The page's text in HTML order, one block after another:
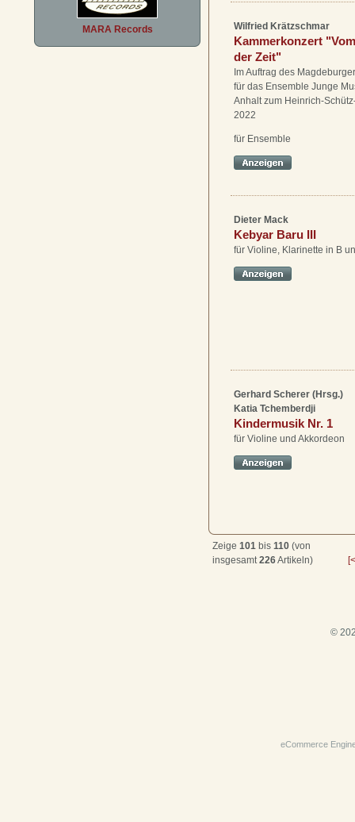
MARA Records Wilfried Krätzschmar
Kammerkonzert
der Zeit"
Im Auftrag des
für das Ensemble Junge
Anhalt zum Heinrich-
2022
für Ensemble
Dieter Mack
Kebyar Baru III
für Violine, Klarinette in B
Gerhard Scherer (Hrsg.)
Katia Tchemberdji
Kindermusik Nr. 1
für Violine und Akkordeon
Zeige 101 bis 110 (von
insgesamt226Artikeln)
©
eCommerce